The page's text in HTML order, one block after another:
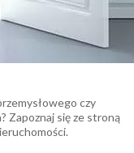
czy
Zapoznaj się ze stroną